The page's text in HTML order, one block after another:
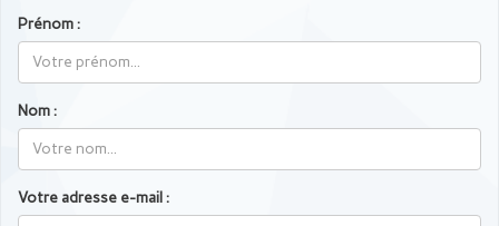
Prénom :
Nom :
Votre adresse e-mail :